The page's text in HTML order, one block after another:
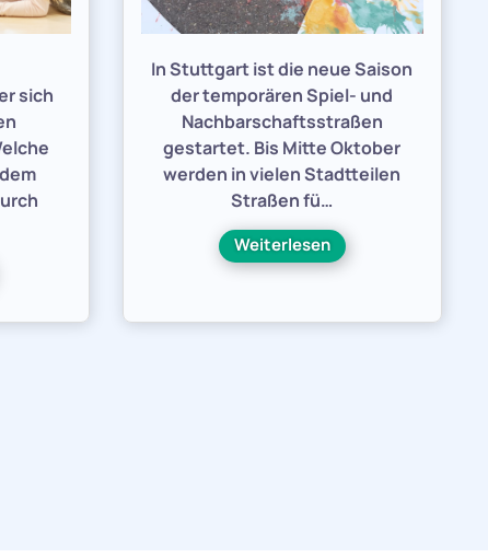
sich
In Stuttgart ist die neue Saison
der temporären Spiel- und
Nachbarschaftsstraßen
gestartet. Bis Mitte Oktober
werden in vielen Stadtteilen
Straßen fü…
Weiterlesen